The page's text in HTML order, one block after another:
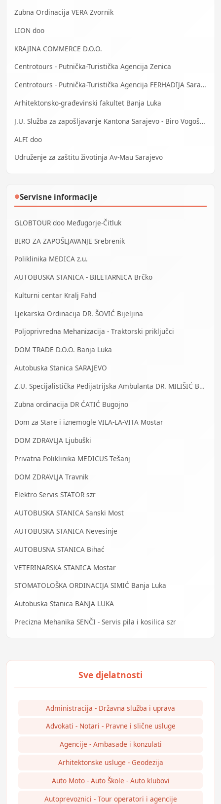
Zubna Ordinacija VERA Zvornik
LION doo
KRAJINA COMMERCE D.O.O.
Centrotours - Putnička-Turistička Agencija Zenica
Centrotours - Putnička-Turistička Agencija FERHADIJA Sarajevo
Arhitektonsko-građevinski fakultet Banja Luka
J.U. Služba za zapošljavanje Kantona Sarajevo - Biro Vogošća
ALFI doo
Udruženje za zaštitu životinja Av-Mau Sarajevo
●Servisne informacije
GLOBTOUR doo Međugorje-Čitluk
BIRO ZA ZAPOŠLJAVANJE Srebrenik
Poliklinika MEDICA z.u.
AUTOBUSKA STANICA - BILETARNICA Brčko
Kulturni centar Kralj Fahd
Ljekarska Ordinacija DR. ŠOVIĆ Bijeljina
Poljoprivredna Mehanizacija - Traktorski priključci
DOM TRADE D.O.O. Banja Luka
Autobuska Stanica SARAJEVO
Z.U. Specijalistička Pedijatrijska Ambulanta DR. MILIŠIĆ Banja Luka
Zubna ordinacija DR ĆATIĆ Bugojno
Dom za Stare i iznemogle VILA-LA-VITA Mostar
DOM ZDRAVLJA Ljubuški
Privatna Poliklinika MEDICUS Tešanj
DOM ZDRAVLJA Travnik
Elektro Servis STATOR szr
AUTOBUSKA STANICA Sanski Most
AUTOBUSKA STANICA Nevesinje
AUTOBUSNA STANICA Bihać
VETERINARSKA STANICA Mostar
STOMATOLOŠKA ORDINACIJA SIMIĆ Banja Luka
Autobuska Stanica BANJA LUKA
Precizna Mehanika SENČI - Servis pila i kosilica szr
Administracija - Državna služba i uprava
Advokati - Notari - Pravne i slične usluge
Agencije - Ambasade i konzulati
Arhitektonske usluge - Geodezija
Auto Moto - Auto Škole - Auto klubovi
Autoprevoznici - Tour operatori i agencije